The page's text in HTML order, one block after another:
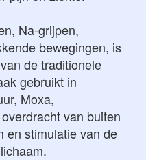
Na-grijpen,
bewegingen, is
de traditionele
gebruikt in
Moxa,
van buiten
en stimulatie van de